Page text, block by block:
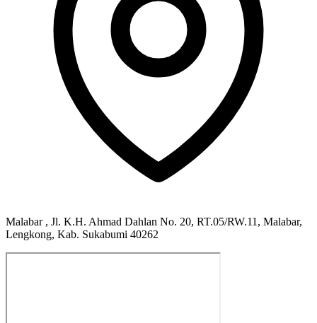
Malabar , Jl. K.H. Ahmad Dahlan No. 20, RT.05/RW.11, Malabar,
Lengkong, Kab. Sukabumi 40262